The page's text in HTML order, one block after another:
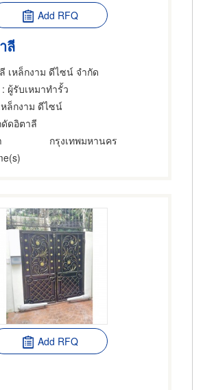
Add RFQ
ลี
เหล็กงาม ดีไซน์ จำกัด
: ผู้รับเหมาทำรั้ว
หล็กงาม ดีไซน์
ดัดอิตาลี
กรุงเทพมหานคร
Add RFQ